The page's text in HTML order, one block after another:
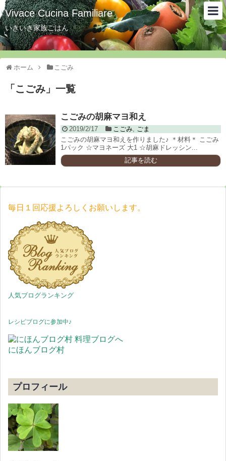
Vivace Cucina Familiare
いきいき家族ごはん
ホーム こごみ
「 こごみ 」 一覧
こごみの胡麻マヨ和え
2019/2/17 こごみ, ごま
こごみの胡麻マヨ和えを作りました♪ ＊材料＊ こごみ
1パック ☆マヨネーズ 大1 ☆胡麻ドレッシン...
記事を読む
毎日１回応援よろしくお願いします。
人気ブログランキング
レシピブログに参加中♪
にほんブログ村
プロフィール